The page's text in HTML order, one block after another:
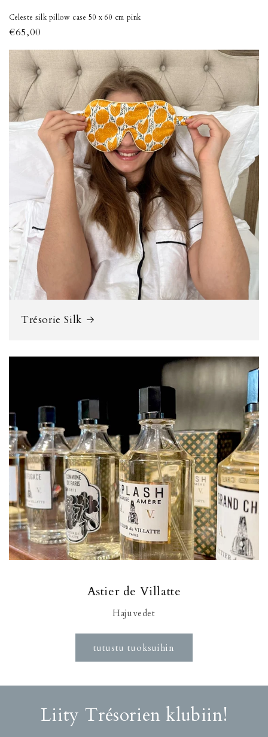
Celeste silk pillow case 50 x 60 cm pink
Normaalihinta
€65,00
Trésorie Silk
Astier de Villatte
Hajuvedet
tutustu tuoksuihin
Liity Trésorien klubiin!